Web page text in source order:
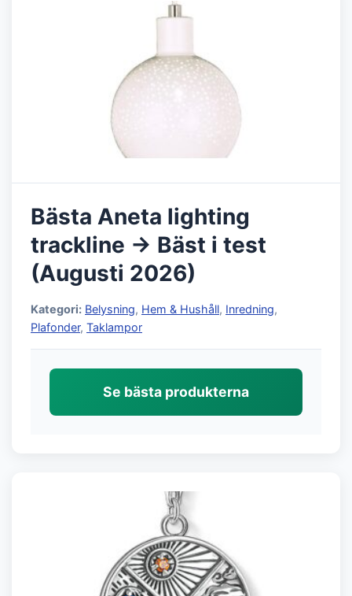
Bästa Aneta lighting
trackline → Bäst i test
(Augusti 2026)
Kategori: Belysning, Hem & Hushåll, Inredning,
Plafonder, Taklampor
Se bästa produkterna